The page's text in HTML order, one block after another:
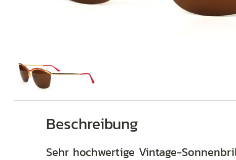
Beschreibung
Sehr hochwertige Vintage-
+